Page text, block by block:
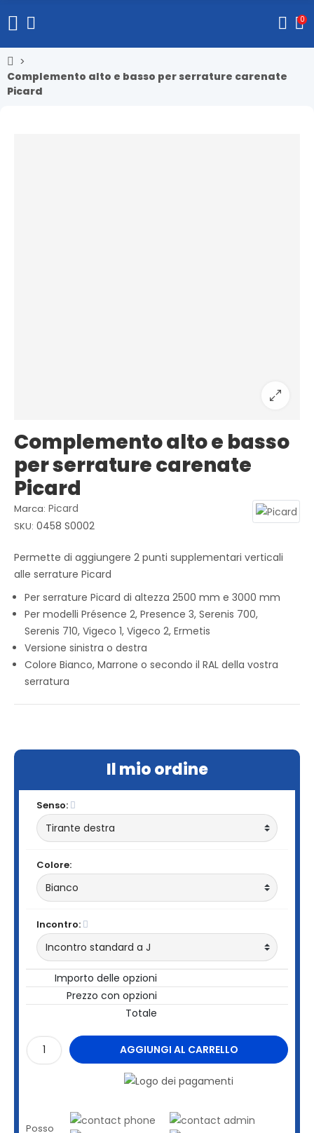
0
Complemento alto e basso per serrature carenate
Picard
Complemento alto e basso
per serrature carenate
Picard
Marca: Picard
SKU: 0458 S0002
Permette di aggiungere 2 punti supplementari verticali
alle serrature Picard
Per serrature Picard di altezza 2500 mm e 3000 mm
Per modelli Présence 2, Presence 3, Serenis 700,
Serenis 710, Vigeco 1, Vigeco 2, Ermetis
Versione sinistra o destra
Colore Bianco, Marrone o secondo il RAL della vostra
serratura
Il mio ordine
Senso:
Colore:
Incontro:
Importo delle opzioni
Prezzo con opzioni
Totale
AGGIUNGI AL CARRELLO
Posso